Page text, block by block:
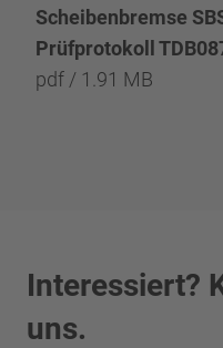
Scheibenbremse
Prüfprotokoll
pdf / 1.91 MB
Interessiert?
uns.